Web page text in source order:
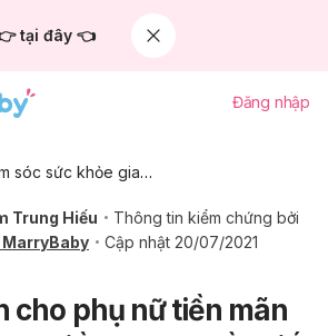
tại đây 👈
Đăng nhập
Chăm sóc sức khỏe gia đình
Trung Hiếu
Thông tin kiểm chứng bởi
MarryBaby
Cập nhật 20/07/2021
cho phụ nữ tiền mãn